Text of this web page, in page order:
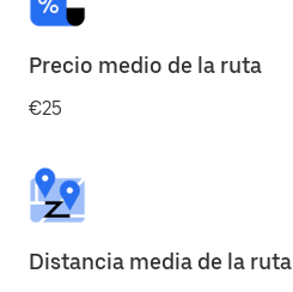
Precio medio de la ruta
€25
Distancia media de la ruta